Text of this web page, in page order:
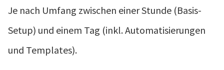
Je nach Umfang zwischen einer Stunde (Basis-
Setup) und einem Tag (inkl. Automatisierungen
und Templates).